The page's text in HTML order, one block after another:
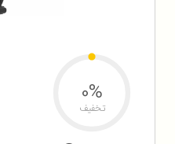
0%
تخفیف